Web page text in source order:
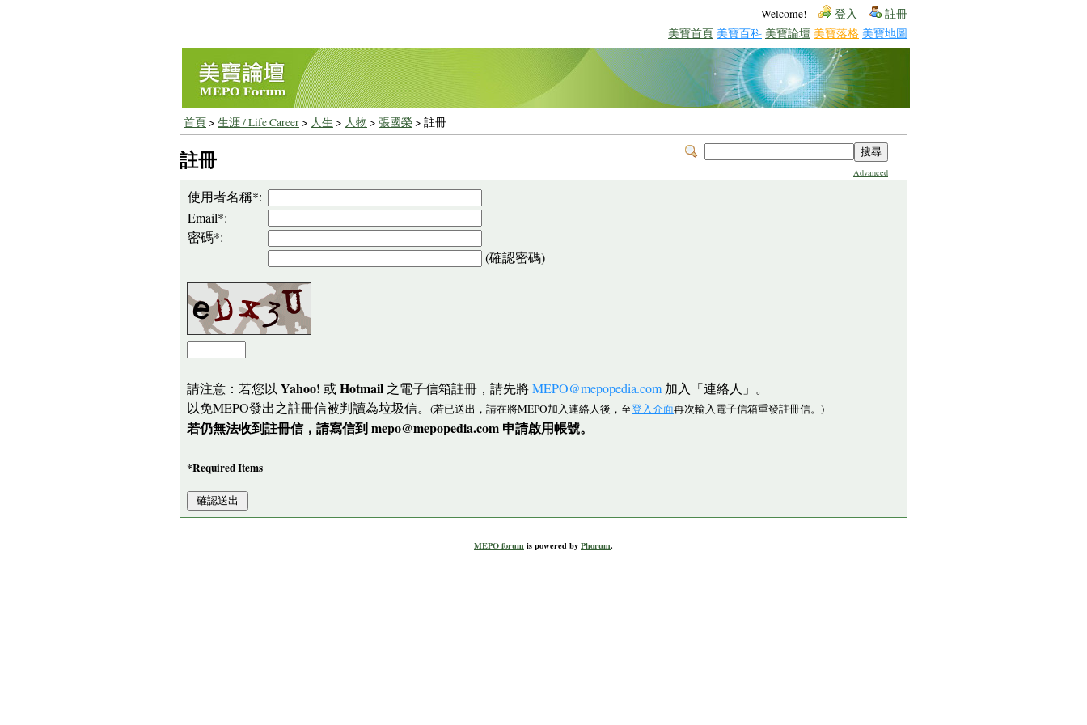
Welcome! 登入 註冊
美寶首頁 美寶百科 美寶論壇 美寶落格 美寶地圖
首頁> 生涯 / Life Career> 人生 > 人物 > 張國榮> 註冊
Advanced
註冊
使用者名稱*:
Email*:
密碼*:
(確認密碼)
請注意：若您以 Yahoo! 或Hotmail 之電子信箱註冊，請先將MEPO@mepopedia.com 加入「連絡人」。
以免MEPO發出之註冊信被判讀為垃圾信。 (若已送出，請在將MEPO加入連絡人後，至登入介面再次輸入電子信箱重發註冊信。)
若仍無法收到註冊信，請寫信到 mepo@mepopedia.com 申請啟用帳號。
*Required Items
MEPO forumis powered byPhorum.